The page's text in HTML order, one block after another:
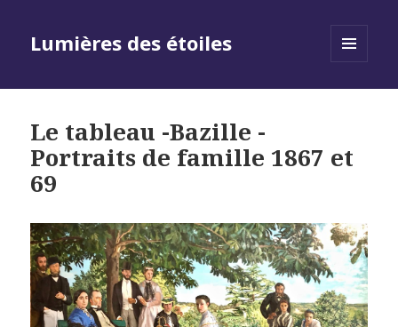
Lumières des étoiles
Le tableau -Bazille -
Portraits de famille 1867 et
69